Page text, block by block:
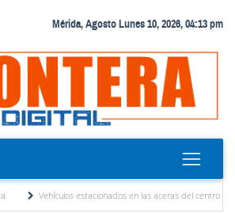
Mérida, Agosto Lunes 10, 2026, 04:13 pm
Vehículos estacionados en las aceras del centro de Mérida